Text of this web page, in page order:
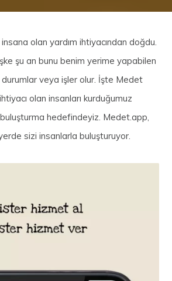
insana olan yardım ihtiyacından doğdu.
şu an bunu benim yerime yapabilen
durumlar veya işler olur. İşte Medet
olan insanları kurduğumuz
buluşturma hedefindeyiz. Medet.app,
sizi insanlarla buluşturuyor.